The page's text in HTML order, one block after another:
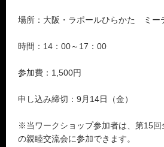
場所：大阪・ラポールひらかた ミー
時間：14：00～17：00
参加費：1,500円
申し込み締切：9月14日（金）
※当ワークショップ参加者は、第15回
の親睦交流会に参加できます。